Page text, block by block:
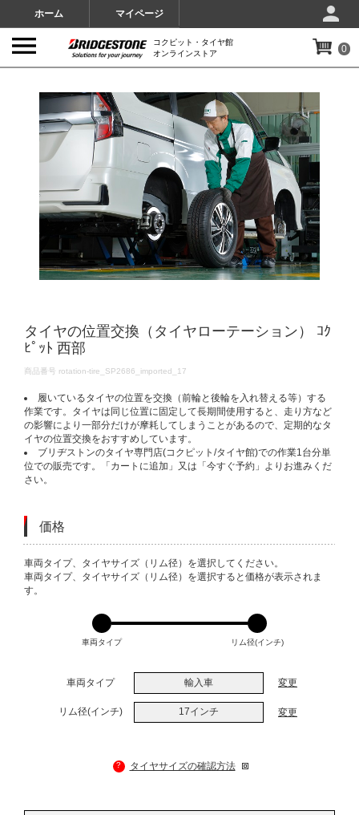
ホーム マイページ
コクピット・タイヤ館
オンラインストア
0
タイヤの位置交換（タイヤローテーション） ｺｸ
ﾋﾟｯﾄ 西部
DETAILS
商品番号 rotation-tire_SP2686_imported_17
履いているタイヤの位置を交換（前輪と後輪を入れ替える等）する
作業です。タイヤは同じ位置に固定して長期間使用すると、走り方など
の影響により一部分だけが摩耗してしまうことがあるので、定期的なタ
イヤの位置交換をおすすめしています。
ブリヂストンのタイヤ専門店(コクピット/タイヤ館)での作業1台分単
位での販売です。「カートに追加」又は「今すぐ予約」よりお進みくだ
さい。
価格
VARIATIONS
車両タイプ、タイヤサイズ（リム径）を選択してください。
車両タイプ、タイヤサイズ（リム径）を選択すると価格が表示されま
す。
車両タイプ リム径(インチ)
車両タイプ 輸入車 変更
リム径(インチ) 17インチ 変更
? タイヤサイズの確認方法